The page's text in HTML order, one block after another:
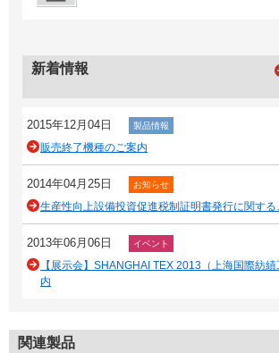
新着情報
2015年12月04日 製品情報
販売終了機種のご案内
2014年04月25日 お知らせ
生産性向上設備投資促進税制証明書発行に関する
2013年06月06日 イベント
【展示会】SHANGHAI TEX 2013（上海国際紡
内
関連製品